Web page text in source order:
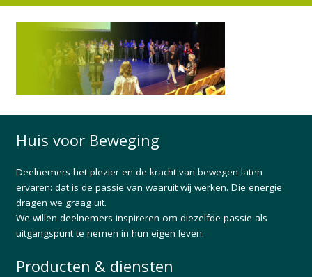
Huis voor Beweging
Deelnemers het plezier en de kracht van bewegen laten
ervaren: dat is de passie van waaruit wij werken. Die energie
dragen we graag uit.
We willen deelnemers inspireren om diezelfde passie als
uitgangspunt te nemen in hun eigen leven.
Producten & diensten